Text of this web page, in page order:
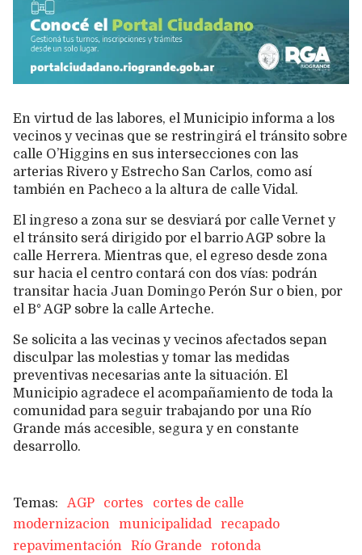
En virtud de las labores, el Municipio informa a los
vecinos y vecinas que se restringirá el tránsito sobre
calle O’Higgins en sus intersecciones con las
arterias Rivero y Estrecho San Carlos, como así
también en Pacheco a la altura de calle Vidal.
El ingreso a zona sur se desviará por calle Vernet y
el tránsito será dirigido por el barrio AGP sobre la
calle Herrera. Mientras que, el egreso desde zona
sur hacia el centro contará con dos vías: podrán
transitar hacia Juan Domingo Perón Sur o bien, por
el B° AGP sobre la calle Arteche.
Se solicita a las vecinas y vecinos afectados sepan
disculpar las molestias y tomar las medidas
preventivas necesarias ante la situación. El
Municipio agradece el acompañamiento de toda la
comunidad para seguir trabajando por una Río
Grande más accesible, segura y en constante
desarrollo.
AGP cortes
cortes de calle
modernizacion
municipalidad
recapado
repavimentación
Río Grande rotonda